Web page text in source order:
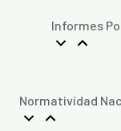
Informes
Normatividad